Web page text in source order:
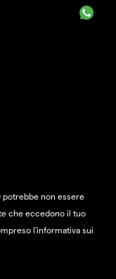
potrebbe non essere
che eccedono il tuo
l'informativa sui